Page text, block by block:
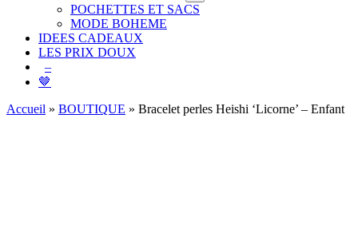
POCHETTES ET SACS
MODE BOHEME
IDEES CADEAUX
LES PRIX DOUX
–
🤎
Accueil » BOUTIQUE » Bracelet perles Heishi ‘Licorne’ – Enfant